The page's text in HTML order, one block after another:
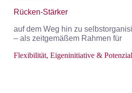
Rücken-Stärker
auf dem Weg hin zu
– als zeitgemäßem Rahmen für
Flexibilität, Eigeninitiative &